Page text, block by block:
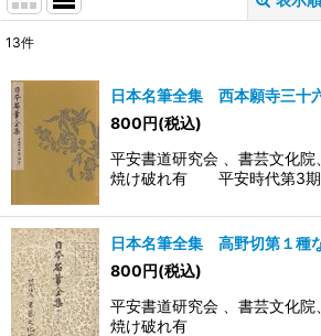
並び順:
絞り込む
13件
日本名筆全集 西本願寺三十
800円(税込)
平安書道研究会 、書芸文化
焼け破れ有 平安時代第3
日本名筆全集 高野切第１種
800円(税込)
平安書道研究会 、書芸文化
焼け破れ有